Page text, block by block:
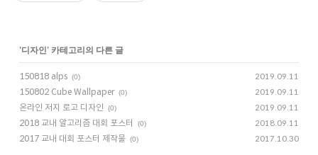
'디자인' 카테고리의 다른 글
150818 alps (0) 2019.09.11
150802 Cube Wallpaper (0) 2019.09.11
온라인 저지 로고 디자인 (0) 2019.09.11
2018 교내 알고리즘 대회 포스터 (0) 2018.09.11
2017 교내 대회 포스터 제작물 (0) 2017.10.30